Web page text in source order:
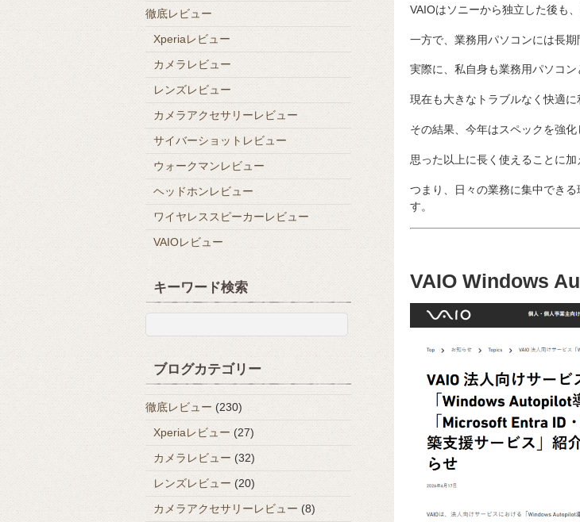
VAIOはソニーから独立した後も
一方で、業務用パソコンには長期
実際に、私自身も業務用パソコン
現在も大きなトラブルなく快適に
その結果、今年はスペックを強化
思った以上に長く使えることに
つまり、日々の業務に集中でき
す。
VAIO Windows
徹底レビュー
Xperiaレビュー
カメラレビュー
レンズレビュー
カメラアクセサリーレビュー
サイバーショットレビュー
ウォークマンレビュー
ヘッドホンレビュー
ワイヤレススピーカーレビュー
VAIOレビュー
キーワード検索
ブログカテゴリー
徹底レビュー (230)
Xperiaレビュー(27)
カメラレビュー (32)
レンズレビュー (20)
カメラアクセサリーレビュー (8)